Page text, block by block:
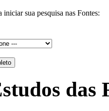
sua pesquisa nas Fontes:
das